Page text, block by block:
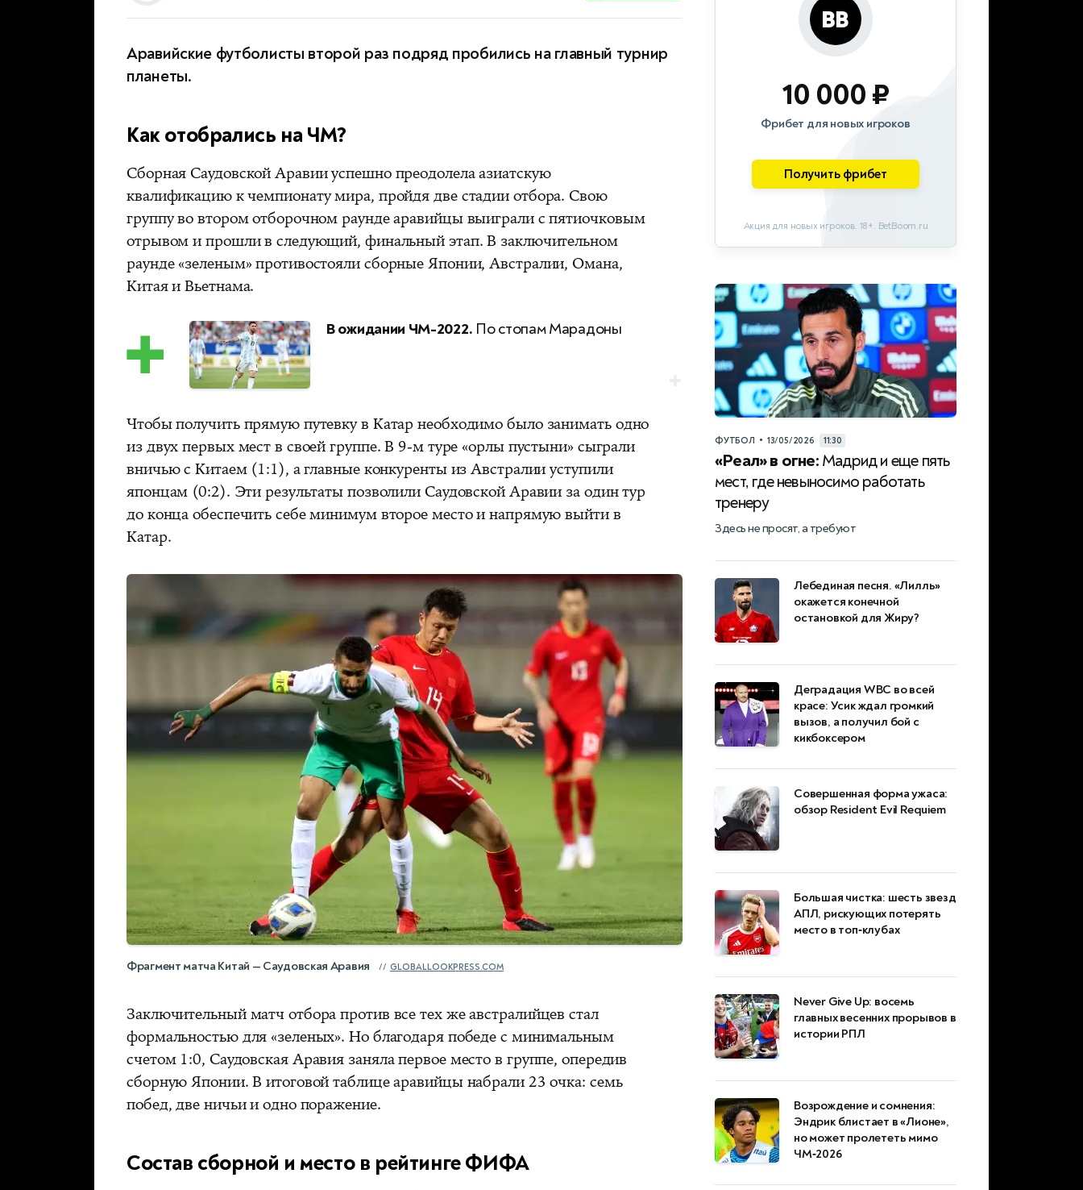
Аравийские футболисты второй раз подряд пробились на главный турнир
планеты.
Как отобрались на ЧМ?
Сборная Саудовской Аравии успешно преодолела азиатскую
квалификацию к чемпионату мира, пройдя две стадии отбора. Свою
группу во втором отборочном раунде аравийцы выиграли с пятиочковым
отрывом и прошли в следующий, финальный этап. В заключительном
раунде «зеленым» противостояли сборные Японии, Австралии, Омана,
Китая и Вьетнама.
В ожидании ЧМ-2022. По стопам Марадоны
Чтобы получить прямую путевку в Катар необходимо было занимать одно
из двух первых мест в своей группе. В 9-м туре «орлы пустыни» сыграли
вничью с Китаем (1:1), а главные конкуренты из Австралии уступили
японцам (0:2). Эти результаты позволили Саудовской Аравии за один тур
до конца обеспечить себе минимум второе место и напрямую выйти в
Катар.
Фрагмент матча Китай — Саудовская Аравия GLOBALLOOKPRESS.COM
Заключительный матч отбора против все тех же австралийцев стал
формальностью для «зеленых». Но благодаря победе с минимальным
счетом 1:0, Саудовская Аравия заняла первое место в группе, опередив
сборную Японии. В итоговой таблице аравийцы набрали 23 очка: семь
побед, две ничьи и одно поражение.
Состав сборной и место в рейтинге ФИФА
10 000 ₽
Фрибет для новых игроков
Получить фрибет
Акция для новых игроков. 18+. BetBoom.ru
ФУТБОЛ • 13/05/2026 11:30
«Реал» в огне:Мадрид и еще пять
мест, где невыносимо работать
тренеру
Здесь не просят, а требуют
Лебединая песня. «Лилль»
окажется конечной
остановкой для Жиру?
Деградация WBC во всей
красе: Усик ждал громкий
вызов, а получил бой с
кикбоксером
Совершенная форма ужаса:
обзор Resident Evil Requiem
Большая чистка: шесть звезд
АПЛ, рискующих потерять
место в топ‑клубах
Never Give Up: восемь
главных весенних прорывов в
истории РПЛ
Возрождение и сомнения:
Эндрик блистает в «Лионе»,
но может пролететь мимо
ЧМ‑2026